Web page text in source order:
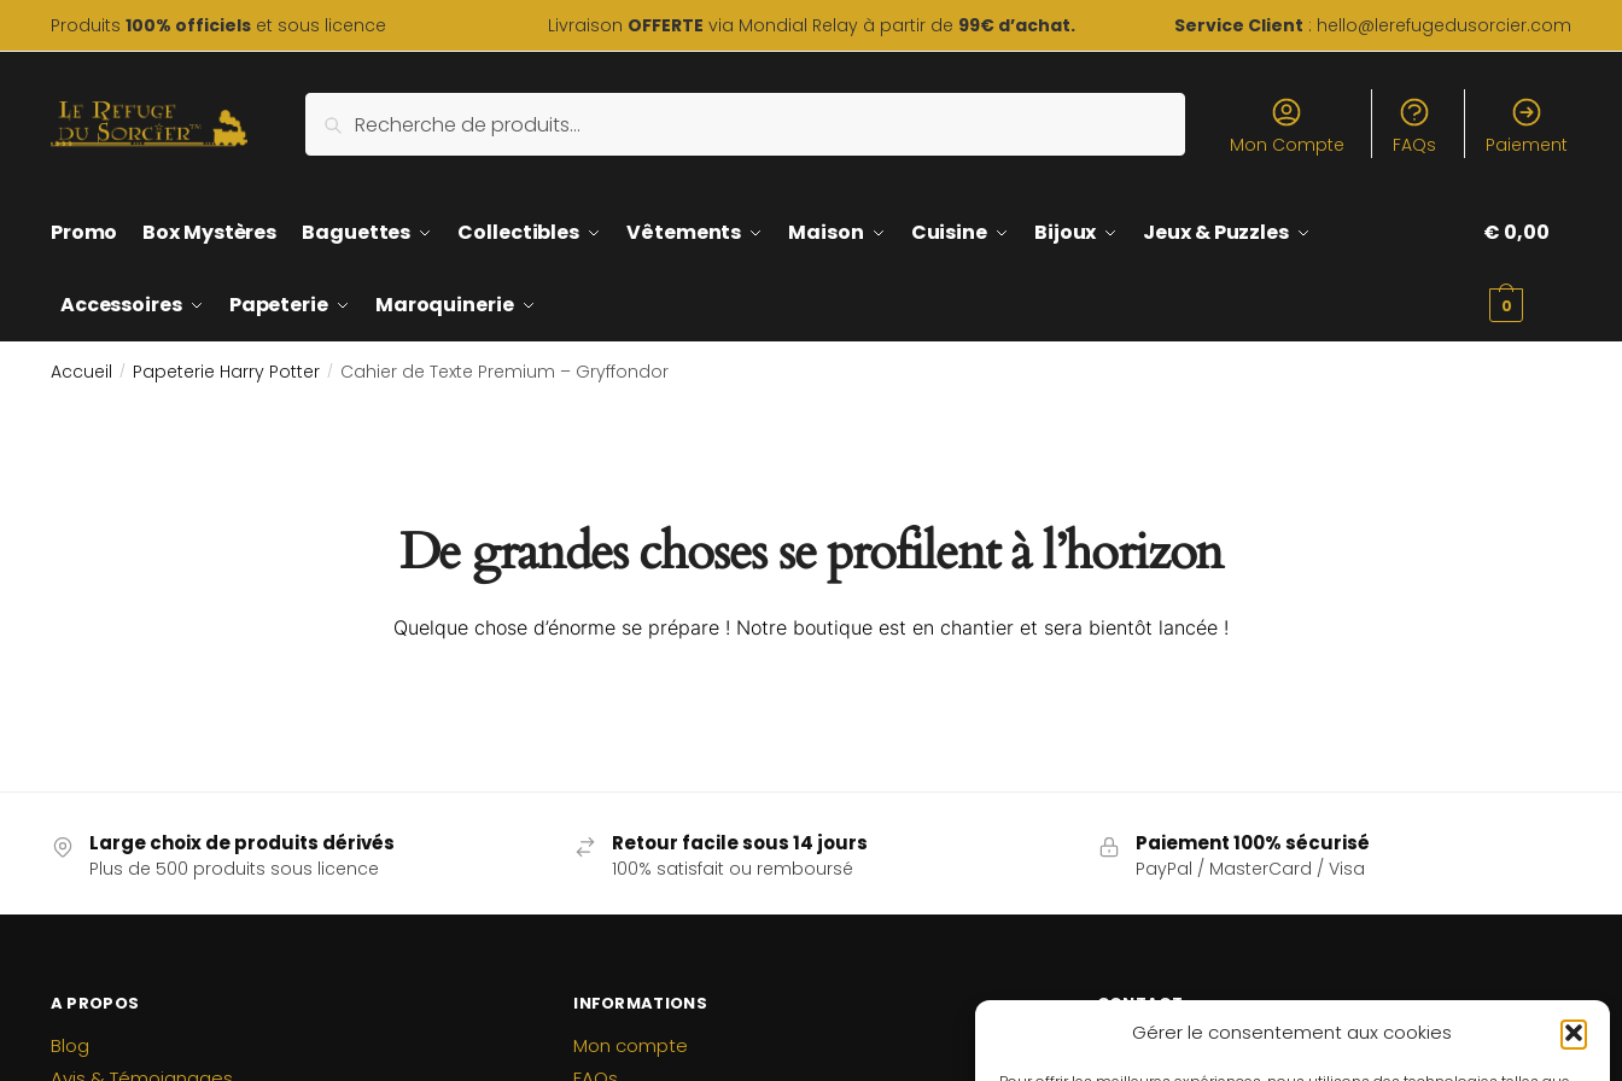
Gérer le consentement aux cookies
to
to
Produits 100% officielset sous licence Livraison OFFERTE via Mondial Relay à partir de 99€ d’achat. Service Client : hello@lerefugedusorcier.com
pour :
Recherche
Mon Compte FAQs Paiement
Promo Box Mystères Baguettes Collectibles Vêtements Maison Cuisine Bijoux Jeux & Puzzles
Accessoires Papeterie Maroquinerie
€ 0,00
0
Accueil / Papeterie Harry Potter / Cahier de Texte Premium – Gryffondor
De grandes choses se profilent à l’horizon
Quelque chose d’énorme se prépare ! Notre boutique est en chantier et sera bientôt lancée !
Large choix de produits dérivés
Plus de 500 produits sous licence
Retour facile sous 14 jours
100% satisfait ou remboursé
Paiement 100% sécurisé
PayPal / MasterCard / Visa
A PROPOS
Blog
INFORMATIONS
Mon compte
CONTACT
Un problème ? Une question ? Le Refuge du Sorcier™
est à votre disposition 7j/7 et 24h/24.